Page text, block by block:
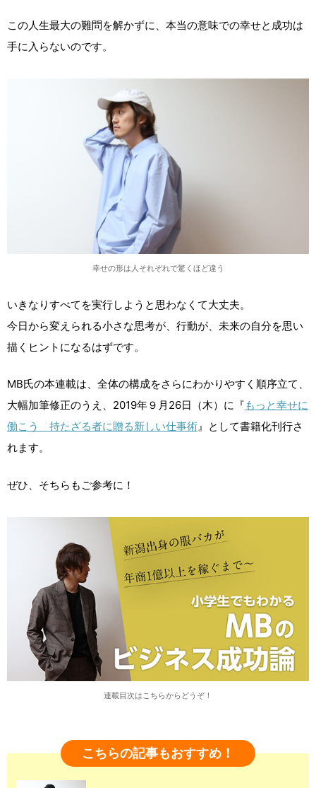
この人生最大の難問を解かずに、本当の意味での幸せと成功は
手に入らないのです。
幸せの形は人それぞれで驚くほど違う
いきなりすべてを実行しようと思わなくて大丈夫。
今日から変えられる小さな思考が、行動が、未来の自分を思い
描くヒントになるはずです。
MB氏の本連載は、全体の構成をさらにわかりやすく順序立て、
大幅加筆修正のうえ、2019年９月26日（木）に『 もっと幸せに
働こう 持たざる者に贈る新しい仕事術』として書籍化刊行さ
れます。
ぜひ、そちらもご参考に！
連載目次はこちらからどうぞ！
こちらの記事もおすすめ！